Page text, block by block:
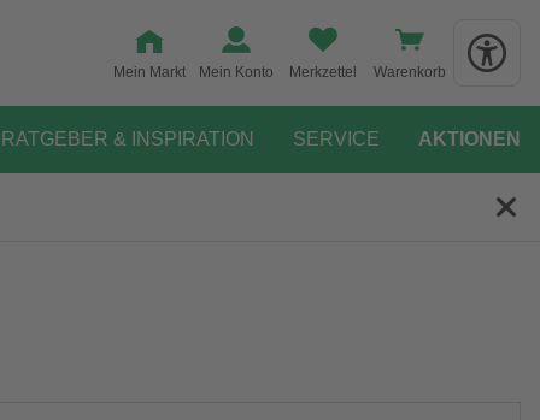
Mein Markt Mein Konto Merkzettel Warenkorb
RATGEBER & INSPIRATION SERVICE AKTIONEN